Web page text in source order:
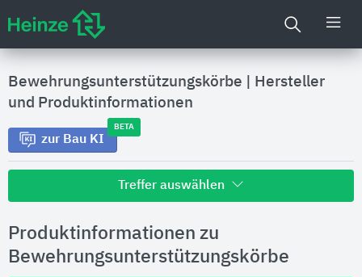
Bewehrungsunterstützungskörbe
Hersteller
und Produktinformationen
zur Bau KI
BETA
Treffer auswählen
Hersteller
Produktinformationen zu
Bewehrungsunterstützungskörbe